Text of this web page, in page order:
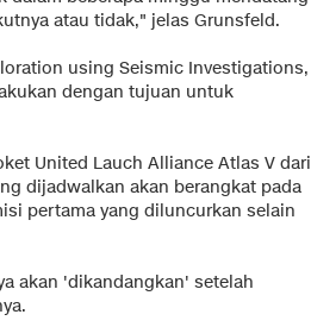
atau tidak," jelas Grunsfeld.
using Seismic Investigations,
dengan tujuan untuk
United Lauch Alliance Atlas V dari
dijadwalkan akan berangkat pada
pertama yang diluncurkan selain
akan 'dikandangkan' setelah